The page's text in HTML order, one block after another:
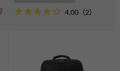
4.00 （2）